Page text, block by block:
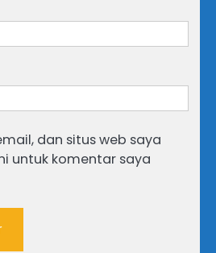
dan situs web saya
untuk komentar saya